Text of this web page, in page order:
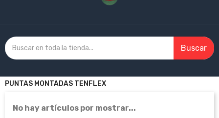
Buscar
PUNTAS MONTADAS TENFLEX
No hay artículos por mostrar...